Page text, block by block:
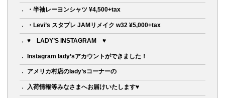
・半袖レーヨンシャツ ¥4,500+tax
・Levi’s スタプレ JAMリメイク w32 ¥5,000+tax
♥ LADY’S INSTAGRAM ♥
Instagram lady’sアカウントができました！
アメリカ村店のlady’sコーナーの
入荷情報等みなさまへお届けいたします♥